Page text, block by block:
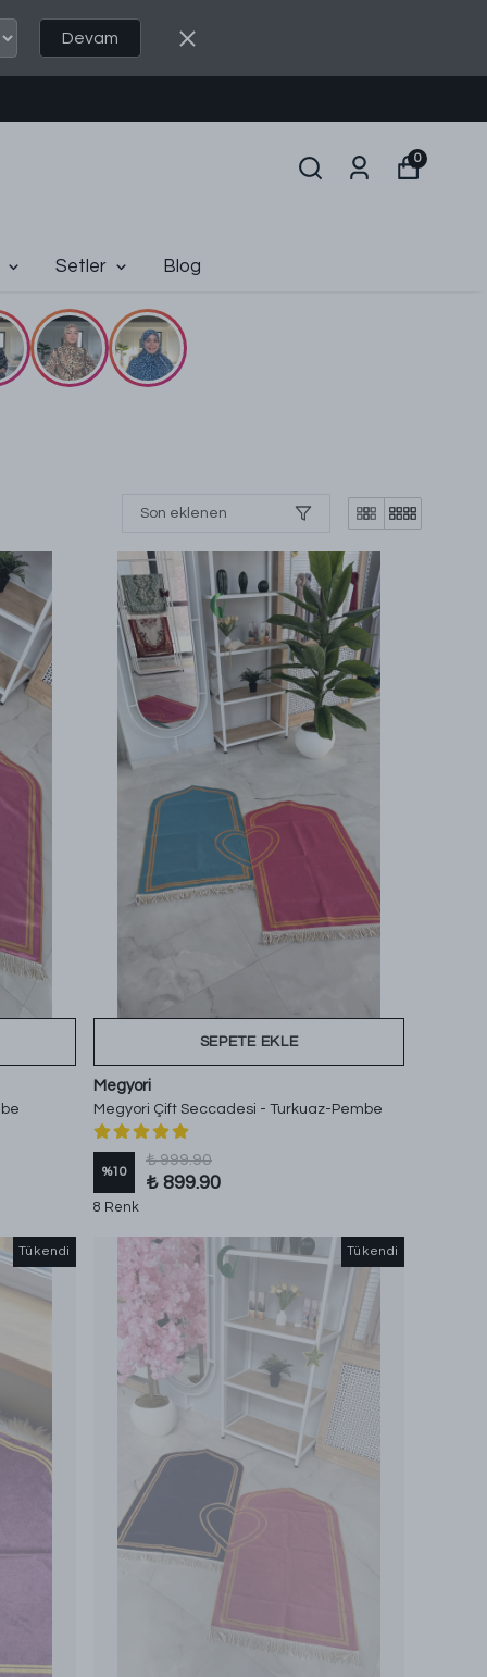
Devam
Setler Blog
0
Son eklenen
SEPETE EKLE
Megyori
Megyori Çift Seccadesi - Turkuaz-Pembe
%10
₺ 999.90
₺ 899.90
8 Renk
Tükendi Tükendi